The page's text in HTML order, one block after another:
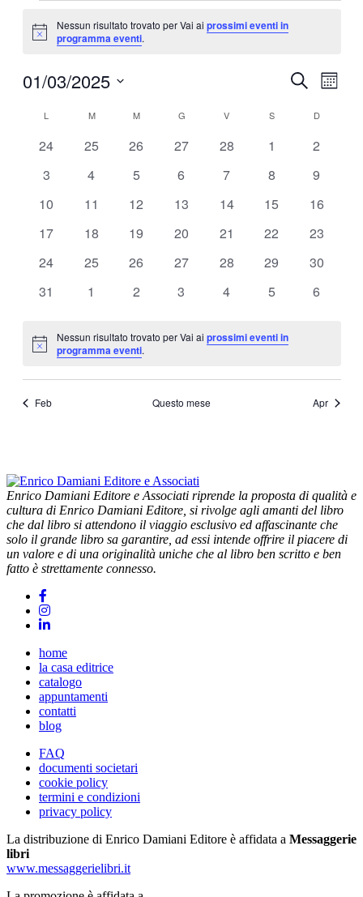
Notice
Nessun risultato trovato per Vai aiprossimi eventi in
programma eventi.
Eventi
viste
Cerca
Viste
Mese
01/03/2025
Calendario
L MMARTEDÌM MERCOLEDÌ
G V SSABATO D
0
24
0
25
0
26
0
27
0
28
0
1
0
2
0
3
0
4
0
5
0
6
0
7
0
8
0
9
0
10
0
11
0
12
0
13
0
14
0
15
0
16
0
17
0
18
0
19
0
20
0
21
0
22
0
23
0
24
0
25
0
26
0
27
0
28
0
29
0
30
0
31
0
1
0
2
0
3
0
4
0
5
0
6
Notice
Nessun risultato trovato per Vai aiprossimi eventi in
programma eventi.
Feb Questo mese Apr
Enrico Damiani Editore e Associati riprende la proposta di qualità e
cultura di Enrico Damiani Editore, si rivolge agli amanti del libro
che dal libro si attendono il viaggio esclusivo ed affascinante che
solo il grande libro sa garantire, ad essi intende offrire il piacere di
un valore e di una originalità uniche che al libro ben scritto e ben
fatto è strettamente connesso.
home
la casa editrice
catalogo
appuntamenti
contatti
blog
FAQ
documenti societari
cookie policy
termini e condizioni
privacy policy
La distribuzione di Enrico Damiani Editore è affidata a Messaggerie
libri
www.messaggerielibri.it